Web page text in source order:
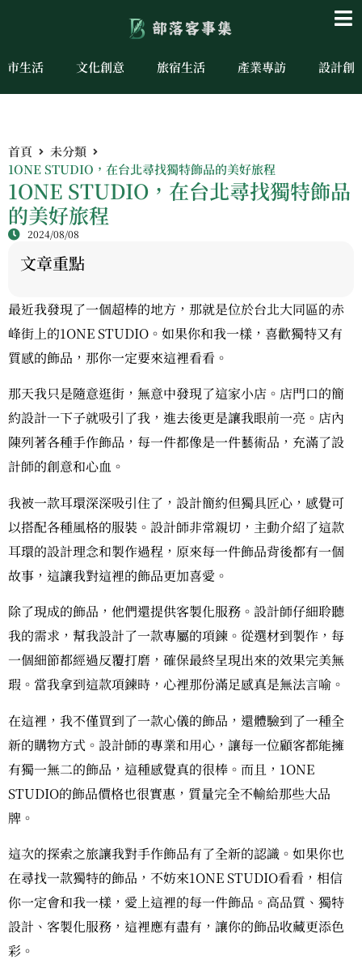
市生活 文化創意 旅宿生活 產業專訪 設計創
首頁
未分類
1ONE STUDIO，在台北尋找獨特飾品的美好旅程
1ONE STUDIO，在台北尋找獨特飾品
的美好旅程
2024/08/08
文章重點
最近我發現了一個超棒的地方，那就是位於台北大同區的赤
峰街上的1ONE STUDIO。如果你和我一樣，喜歡獨特又有
質感的飾品，那你一定要來這裡看看。
那天我只是隨意逛街，無意中發現了這家小店。店門口的簡
約設計一下子就吸引了我，進去後更是讓我眼前一亮。店內
陳列著各種手作飾品，每一件都像是一件藝術品，充滿了設
計師的創意和心血。
我被一款耳環深深吸引住了，設計簡約但獨具匠心，感覺可
以搭配各種風格的服裝。設計師非常親切，主動介紹了這款
耳環的設計理念和製作過程，原來每一件飾品背後都有一個
故事，這讓我對這裡的飾品更加喜愛。
除了現成的飾品，他們還提供客製化服務。設計師仔細聆聽
我的需求，幫我設計了一款專屬的項鍊。從選材到製作，每
一個細節都經過反覆打磨，確保最終呈現出來的效果完美無
瑕。當我拿到這款項鍊時，心裡那份滿足感真是無法言喻。
在這裡，我不僅買到了一款心儀的飾品，還體驗到了一種全
新的購物方式。設計師的專業和用心，讓每一位顧客都能擁
有獨一無二的飾品，這種感覺真的很棒。而且，1ONE
STUDIO的飾品價格也很實惠，質量完全不輸給那些大品
牌。
這次的探索之旅讓我對手作飾品有了全新的認識。如果你也
在尋找一款獨特的飾品，不妨來1ONE STUDIO看看，相信
你一定會和我一樣，愛上這裡的每一件飾品。高品質、獨特
設計、客製化服務，這裡應有盡有，讓你的飾品收藏更添色
彩。